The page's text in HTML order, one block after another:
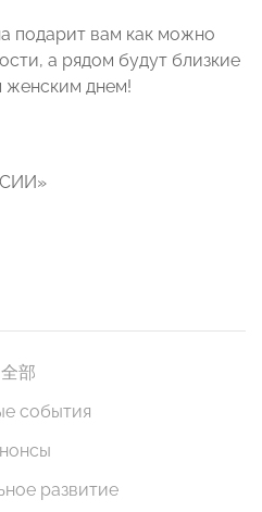
подарит вам как можно
а рядом будут близкие
днем!
全部
события
развитие